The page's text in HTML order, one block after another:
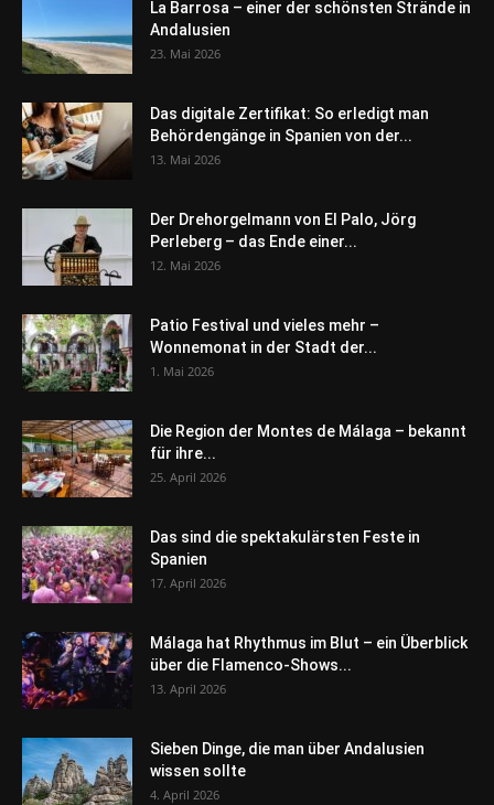
La Barrosa – einer der schönsten Strände in
Andalusien
23. Mai 2026
Das digitale Zertifikat: So erledigt man
Behördengänge in Spanien von der...
13. Mai 2026
Der Drehorgelmann von El Palo, Jörg
Perleberg – das Ende einer...
12. Mai 2026
Patio Festival und vieles mehr –
Wonnemonat in der Stadt der...
1. Mai 2026
Die Region der Montes de Málaga – bekannt
für ihre...
25. April 2026
Das sind die spektakulärsten Feste in
Spanien
17. April 2026
Málaga hat Rhythmus im Blut – ein Überblick
über die Flamenco-Shows...
13. April 2026
Sieben Dinge, die man über Andalusien
wissen sollte
4. April 2026